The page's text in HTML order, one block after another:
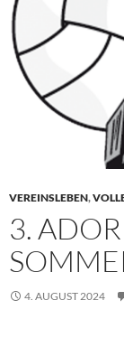
VEREINSLEBEN,
3.
4. AUGUST 2024